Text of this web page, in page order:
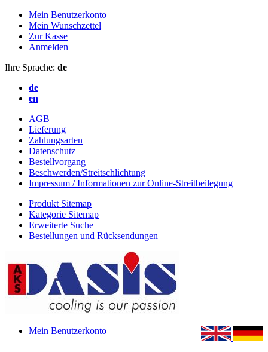
Mein Benutzerkonto
Mein Wunschzettel
Zur Kasse
Anmelden
Ihre Sprache: de
de
en
AGB
Lieferung
Zahlungsarten
Datenschutz
Bestellvorgang
Beschwerden/Streitschlichtung
Impressum / Informationen zur Online-Streitbeilegung
Produkt Sitemap
Kategorie Sitemap
Erweiterte Suche
Bestellungen und Rücksendungen
Mein Benutzerkonto